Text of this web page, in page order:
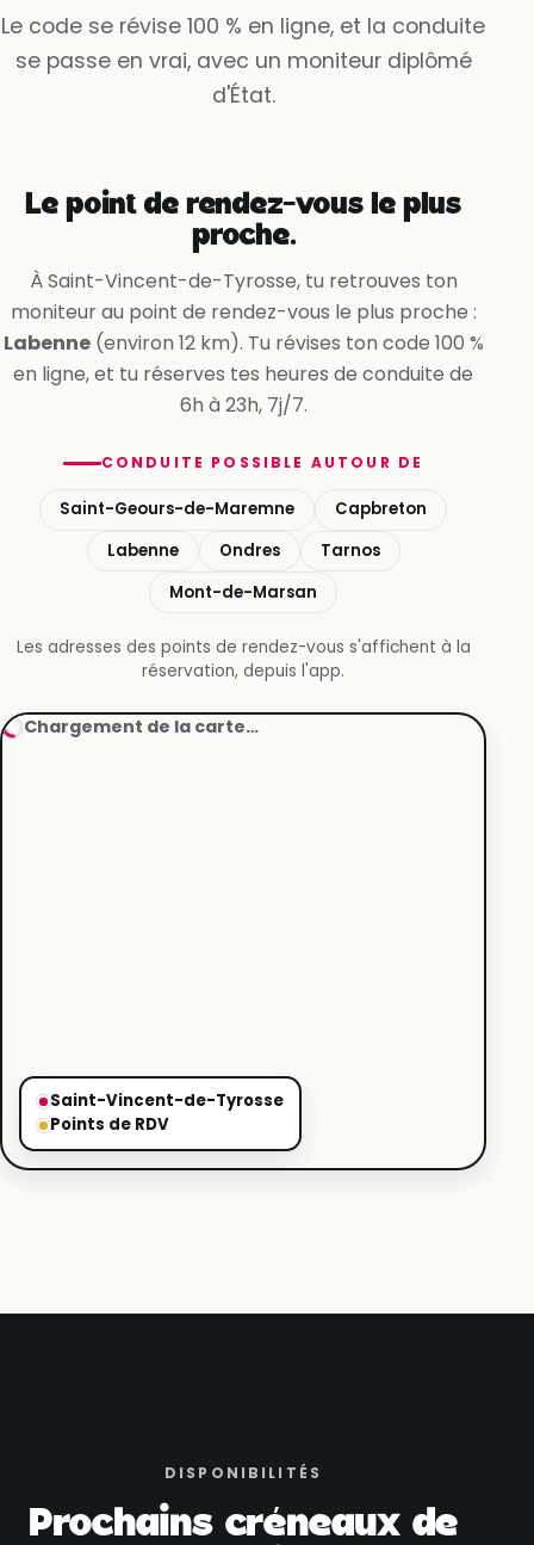
Oui, la voie est libre
Le code se révise 100 % en ligne, et la conduite
se passe en vrai, avec un moniteur diplômé
d'État.
Le point de rendez-vous le plus
proche.
À Saint-Vincent-de-Tyrosse, tu retrouves ton
moniteur au point de rendez-vous le plus proche :
Labenne(environ 12 km). Tu révises ton code 100 %
en ligne, et tu réserves tes heures de conduite de
6h à 23h, 7j/7.
CONDUITE POSSIBLE AUTOUR DE
Saint-Geours-de-Maremne
Capbreton
Labenne
Ondres
Tarnos
Mont-de-Marsan
Les adresses des points de rendez-vous s'affichent à la
réservation, depuis l'app.
Saint-Vincent-de-Tyrosse
Points de RDV
Chargement de la carte…
DISPONIBILITÉS
Prochains créneaux de